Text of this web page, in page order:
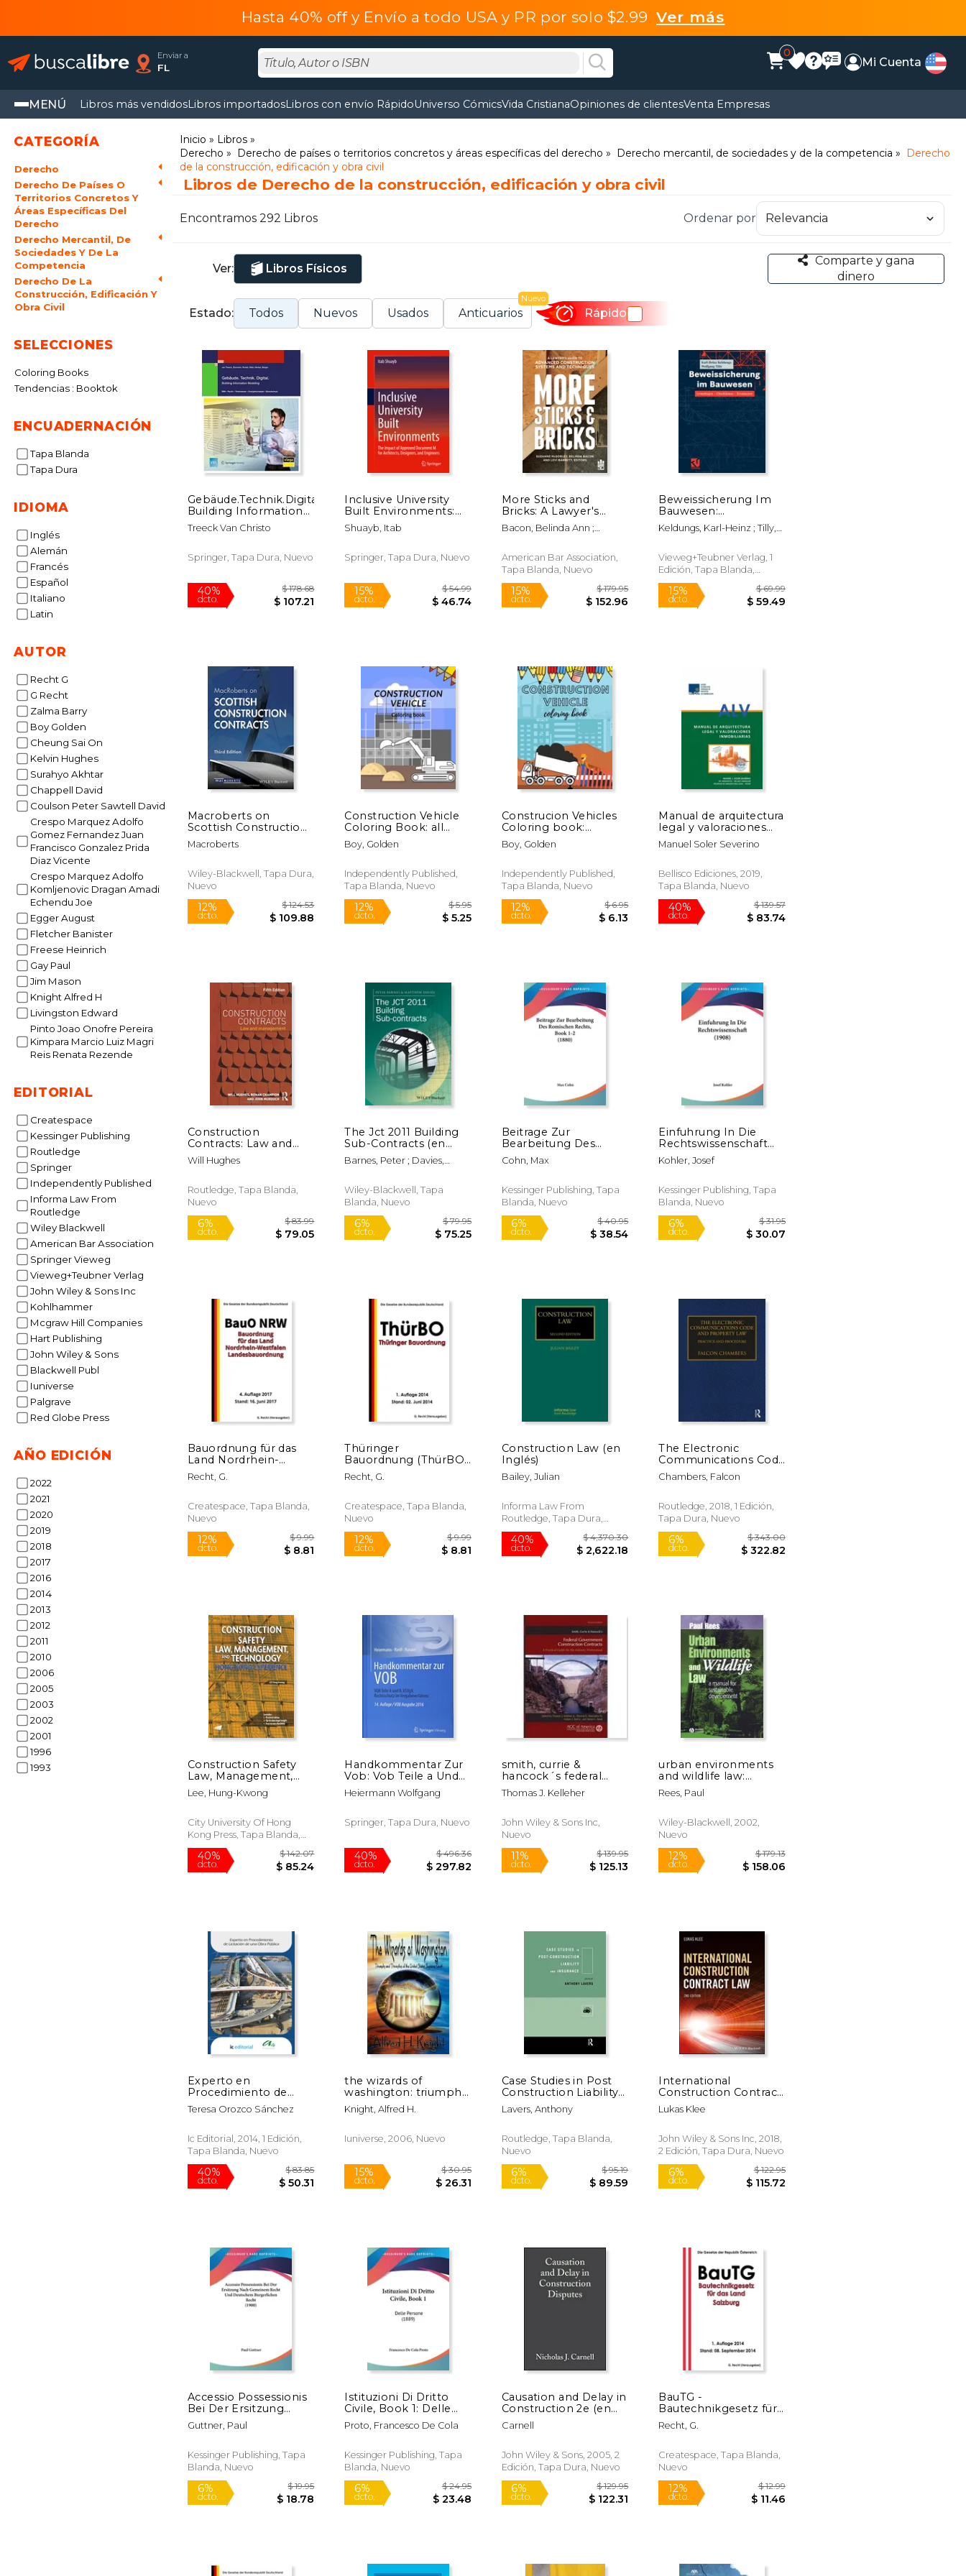
Hasta 40% off y Envío a todo USA y PR por solo $2.99Ver más
Enviar a
FL
0
Mi Cuenta
MENÚ Libros más vendidosLibros importadosLibros con envío RápidoUniverso CómicsVida CristianaOpiniones de clientesVenta Empresas
CATEGORÍA
Derecho
Derecho De Países O
Territorios Concretos Y
Áreas Específicas Del
Derecho
Derecho Mercantil, De
Sociedades Y De La
Competencia
Derecho De La
Construcción, Edificación Y
Obra Civil
SELECCIONES
Coloring Books
Tendencias : Booktok
ENCUADERNACIÓN
Tapa Blanda
Tapa Dura
IDIOMA
Inglés
Alemán
Francés
Español
Italiano
Latin
AUTOR
Recht G
G Recht
Zalma Barry
Boy Golden
Cheung Sai On
Kelvin Hughes
Surahyo Akhtar
Chappell David
Coulson Peter Sawtell David
Crespo Marquez Adolfo
Gomez Fernandez Juan
Francisco Gonzalez Prida
Diaz Vicente
Crespo Marquez Adolfo
Komljenovic Dragan Amadi
Echendu Joe
Egger August
Fletcher Banister
Freese Heinrich
Gay Paul
Jim Mason
Knight Alfred H
Livingston Edward
Pinto Joao Onofre Pereira
Kimpara Marcio Luiz Magri
Reis Renata Rezende
EDITORIAL
Createspace
Kessinger Publishing
Routledge
Springer
Independently Published
Informa Law From
Routledge
Wiley Blackwell
American Bar Association
Springer Vieweg
Vieweg+Teubner Verlag
John Wiley & Sons Inc
Kohlhammer
Mcgraw Hill Companies
Hart Publishing
John Wiley & Sons
Blackwell Publ
Iuniverse
Palgrave
Red Globe Press
AÑO EDICIÓN
2022
2021
2020
2019
2018
2017
2016
2014
2013
2012
2011
2010
2006
2005
2003
2002
2001
1996
1993
Inicio
Libros
Derecho
Derecho de países o territorios concretos y áreas específicas del derecho Derecho mercantil, de sociedades y de la competencia
Derecho
de la construcción, edificación y obra civil
Libros de Derecho de la construcción, edificación y obra civil
Encontramos 292 Libros Ordenar por
Ver: Libros Físicos
Comparte y gana
dinero
Estado: Todos Nuevos Usados Anticuarios
Nuevo
Rápido
Gebäude.Technik.Digital.:
Building Information
Modeling (VDI-Buch)
Treeck Van Christo
Springer, Tapa Dura, Nuevo
dcto.
Inclusive University
Built Environments:
The Impact of
Approved Document
Designers, and
Shuayb, Itab
Springer, Tapa Dura, Nuevo
dcto. $ 46.74
More Sticks and
Bricks: A Lawyer's
Guide to Advanced
Construction Systems
Inglés)
Bacon, Belinda Ann ;
Suzanne M. McSorley
American Bar Association,
Tapa Blanda, Nuevo
dcto.
Beweissicherung Im
Bauwesen:
Grundlagen --
Checklisten --
Alemán)
Keldungs, Karl-Heinz ; Tilly,
Vieweg+teubner Verlag, 1
Edición, Tapa Blanda,
Nuevo
Macroberts on
Scottish Construction
Contracts (en Inglés)
Macroberts
Wiley-Blackwell, Tapa Dura,
Nuevo
12%
dcto.
Construction Vehicle
Coloring Book: all
about building
construction bonus
Inglés)
Boy, Golden
Independently Published,
Tapa Blanda, Nuevo
12%
dcto.
Construcion Vehicles
Coloring book:
Including Excavators,
Cranes, Dump Trucks,
Rollers For Kids And
Bonus Activity Pages
Boy, Golden
Independently Published,
Tapa Blanda, Nuevo
12%
dcto.
$ 6.95
$ 6.13
Manual de arquitectura
legal y valoraciones
inmobiliarias
Manuel Soler Severino
Bellisco Ediciones, 2019,
Tapa Blanda, Nuevo
40%
dcto.
Construction
Contracts: Law and
Management
Will Hughes
Routledge, Tapa Blanda,
Nuevo
6%
The Jct 2011 Building
Sub-Contracts (en
Inglés)
Barnes, Peter ; Davies,
Wiley-Blackwell, Tapa
Blanda, Nuevo
Beitrage Zur
Bearbeitung Des
Romischen Rechts,
Book 1-2 (1880) (en
Cohn, Max
Kessinger Publishing, Tapa
Blanda, Nuevo
$ 40.95
Einfuhrung In Die
Rechtswissenschaft
(1908) (en Alemán)
Kohler, Josef
Kessinger Publishing, Tapa
Blanda, Nuevo
6%
dcto.
Bauordnung für das
Land Nordrhein-
Westfalen -
Landesbauordnung
Alemán)
Recht, G.
Createspace, Tapa Blanda,
Nuevo
12%
dcto.
Thüringer
Bauordnung (ThürBO)
vom 13. März 2014 (en
Alemán)
Recht, G.
Createspace, Tapa Blanda,
Nuevo
12%
Construction Law (en
Inglés)
Bailey, Julian
Informa Law From
Routledge, Tapa Dura,
Nuevo
40%
dcto.
$ 4,370.30
$ 2,622.18
The Electronic
Communications Code
and Property Law:
Practice and
Chambers, Falcon
Routledge, 2018, 1 Edición,
Tapa Dura, Nuevo
6%
dcto.
Construction Safety
Law, Management,
and Technology: Hong
Kong Experience (en
Lee, Hung-Kwong
City University Of Hong
Kong Press, Tapa Blanda,
Nuevo
$ 85.24
Handkommentar Zur
Vob: Vob Teile a Und
B, Vsvgv, Rechtsschutz
Im Vergabeverfahren
Heiermann Wolfgang
Springer, Tapa Dura, Nuevo
$ 297.82
smith, currie &
hancock´s federal
government
construction
guide for the industry
professional
Thomas J. Kelleher
John Wiley & Sons Inc,
Nuevo
$ 139.95
$ 125.13
urban environments
and wildlife law:
ecology, exploration
and conservation (en
Rees, Paul
Wiley-Blackwell, 2002,
Nuevo
Experto en
Procedimiento de
Licitación de una Obra
Pública
Teresa Orozco Sánchez
Ic Editorial, 2014, 1 Edición,
Tapa Blanda, Nuevo
40%
dcto.
$ 83.85
$ 50.31
the wizards of
washington: triumphs
and travesties of the
united states supreme
Knight, Alfred H.
Iuniverse, 2006, Nuevo
15%
dcto.
$ 30.95
$ 26.31
Case Studies in Post
Construction Liability
and Insurance (en
Inglés)
Lavers, Anthony
Routledge, Tapa Blanda,
Nuevo
6% $ 95.19
$ 89.59
International
Construction Contract
law (en Inglés)
Lukas Klee
John Wiley & Sons Inc, 2018,
2 Edición, Tapa Dura, Nuevo
6%
Accessio Possessionis
Bei Der Ersitzung
Nach Gemeinem
Recht Und Deutschem
(1900) (en Alemán)
Guttner, Paul
Kessinger Publishing, Tapa
Blanda, Nuevo
Istituzioni Di Dritto
Civile, Book 1: Delle
Persone (1889) (en
Italiano)
Proto, Francesco De Cola
Kessinger Publishing, Tapa
Blanda, Nuevo
Causation and Delay in
Construction 2e (en
Inglés)
Carnell
John Wiley & Sons, 2005, 2
Edición, Tapa Dura, Nuevo
BauTG -
Bautechnikgesetz für
das Land Salzburg (en
Alemán)
Recht, G.
Createspace, Tapa Blanda,
Nuevo